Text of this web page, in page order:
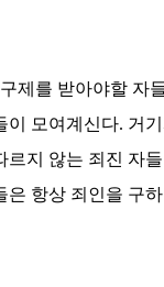
제를 받아야할 자
이 모여계신다. 거
르지 않는 죄진 자
은 항상 죄인을 구